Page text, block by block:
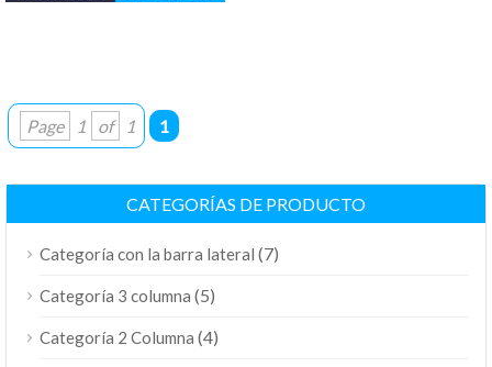
Page 1 of 1 1
CATEGORÍAS DE PRODUCTO
Categoría con la barra lateral (7)
Categoría 3 columna (5)
Categoría 2 Columna (4)